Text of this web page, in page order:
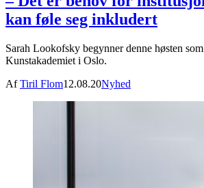
kan føle seg inkludert
Sarah Lookofsky begynner denne høsten
Kunstakademiet i Oslo.
AfTiril Flom12.08.20Nyhed